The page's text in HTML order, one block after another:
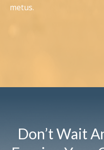
metus.
Don’t Wait